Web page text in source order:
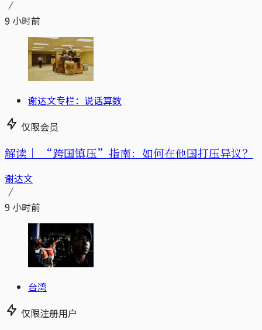
9 小时前
谢达文专栏：说话算数
仅限会员
解读｜ “跨国镇压”指南：如何在他国打压异议？
谢达文
9 小时前
台湾
仅限注册用户